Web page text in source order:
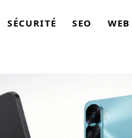
SÉCURITÉ SEO WEB